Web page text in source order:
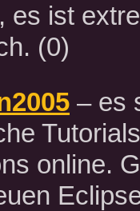
es ist
(0)
– es
online.